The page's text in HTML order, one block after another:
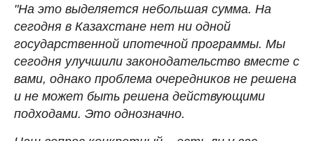
"На это выделяется небольшая сумма. На
сегодня в Казахстане нет ни одной
государственной ипотечной программы. Мы
сегодня улучшили законодательство вместе с
вами, однако проблема очередников не решена
и не может быть решена действующими
подходами. Это однозначно.